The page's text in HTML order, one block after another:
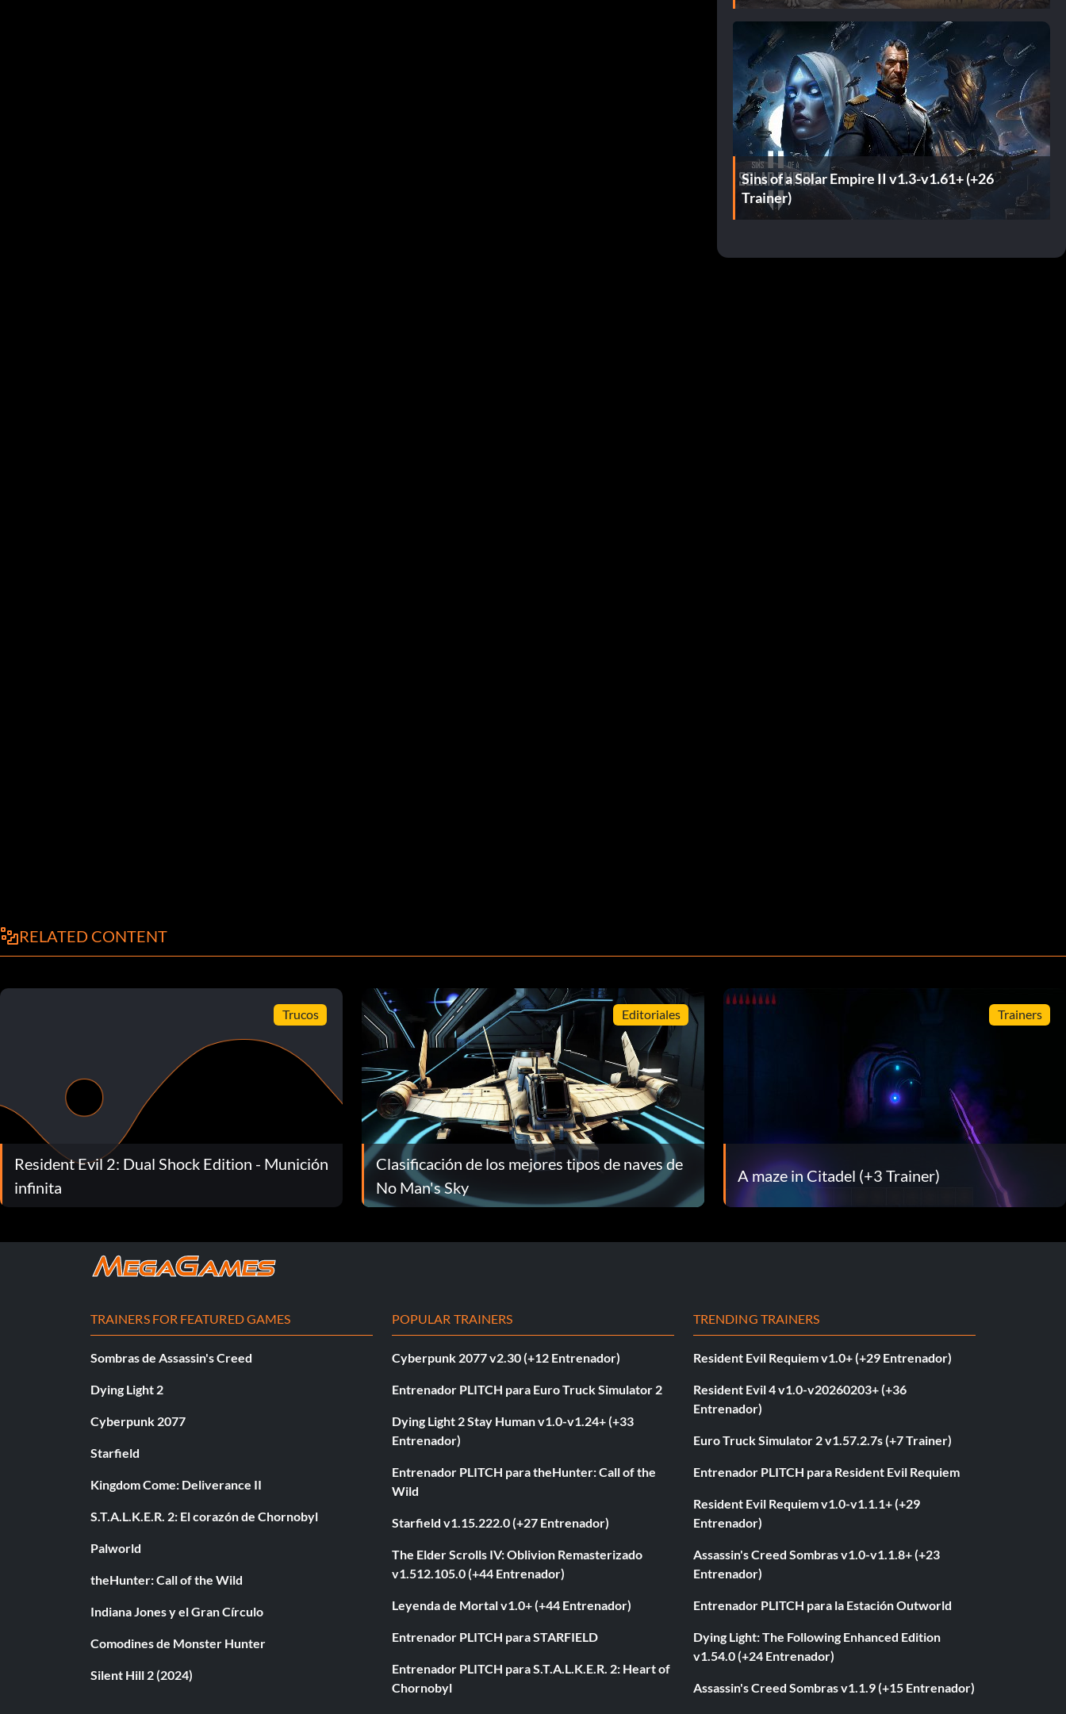
Sins of a Solar Empire II v1.3-v1.61+ (+26
Trainer)
RELATED CONTENT
Trucos
Resident Evil 2: Dual Shock Edition - Munición
infinita
Editoriales
Clasificación de los mejores tipos de naves de
No Man's Sky
Trainers
A maze in Citadel (+3 Trainer)
TRAINERS FOR FEATURED GAMES
Sombras de Assassin's Creed
Dying Light 2
Cyberpunk 2077
Starfield
Kingdom Come: Deliverance II
S.T.A.L.K.E.R. 2: El corazón de Chornobyl
Palworld
theHunter: Call of the Wild
Indiana Jones y el Gran Círculo
Comodines de Monster Hunter
Silent Hill 2 (2024)
POPULAR TRAINERS
Cyberpunk 2077 v2.30 (+12 Entrenador)
Entrenador PLITCH para Euro Truck Simulator 2
Dying Light 2 Stay Human v1.0-v1.24+ (+33
Entrenador)
Entrenador PLITCH para theHunter: Call of the
Wild
Starfield v1.15.222.0 (+27 Entrenador)
The Elder Scrolls IV: Oblivion Remasterizado
v1.512.105.0 (+44 Entrenador)
Leyenda de Mortal v1.0+ (+44 Entrenador)
Entrenador PLITCH para STARFIELD
Entrenador PLITCH para S.T.A.L.K.E.R. 2: Heart of
Chornobyl
TRENDING TRAINERS
Resident Evil Requiem v1.0+ (+29 Entrenador)
Resident Evil 4 v1.0-v20260203+ (+36
Entrenador)
Euro Truck Simulator 2 v1.57.2.7s (+7 Trainer)
Entrenador PLITCH para Resident Evil Requiem
Resident Evil Requiem v1.0-v1.1.1+ (+29
Entrenador)
Assassin's Creed Sombras v1.0-v1.1.8+ (+23
Entrenador)
Entrenador PLITCH para la Estación Outworld
Dying Light: The Following Enhanced Edition
v1.54.0 (+24 Entrenador)
Assassin's Creed Sombras v1.1.9 (+15 Entrenador)